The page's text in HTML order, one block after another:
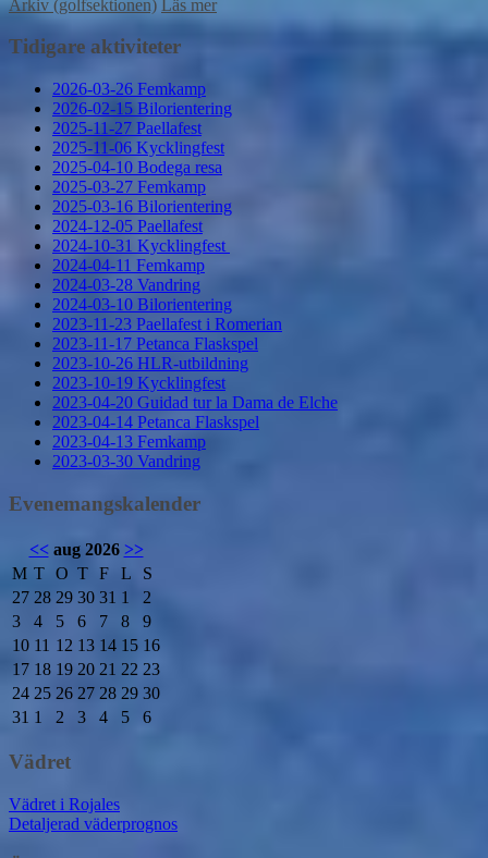
Arkiv (golfsektionen) Läs mer
Tidigare aktiviteter
2026-03-26 Femkamp
2026-02-15 Bilorientering
2025-11-27 Paellafest
2025-11-06 Kycklingfest
2025-04-10 Bodega resa
2025-03-27 Femkamp
2025-03-16 Bilorientering
2024-12-05 Paellafest
2024-10-31 Kycklingfest
2024-04-11 Femkamp
2024-03-28 Vandring
2024-03-10 Bilorientering
2023-11-23 Paellafest i Romerian
2023-11-17 Petanca Flaskspel
2023-10-26 HLR-utbildning
2023-10-19 Kycklingfest
2023-04-20 Guidad tur la Dama de Elche
2023-04-14 Petanca Flaskspel
2023-04-13 Femkamp
2023-03-30 Vandring
Evenemangskalender
<<aug 2026 >>
M T O T F L
S
27 28 29 30 31 1
2
3
4 5 6 7 8
9
10 11 12 13 14 15 16
17 18 19 20 21 22 23
24 25 26 27 28 29 30
31 1 2 3 4 5 6
Vädret
Vädret i Rojales
Detaljerad väderprognos